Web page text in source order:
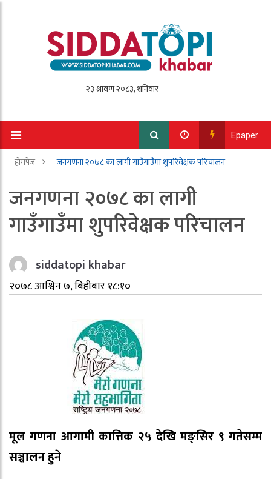
Epaper
होमपेज जनगणना २०७८ का लागी गाउँगाउँमा शुपरिवेक्षक परिचालन
जनगणना २०७८ का लागी
गाउँगाउँमा शुपरिवेक्षक परिचालन
siddatopi khabar
२०७८ आश्विन ७, बिहीबार १८:१०
मूल गणना आगामी कात्तिक २५ देखि मङ्सिर ९ गतेसम्म
सञ्चालन हुने